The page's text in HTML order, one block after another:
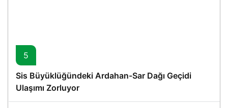
5
Sis Büyüklüğündeki Ardahan-Sar Dağı Geçidi
Ulaşımı Zorluyor